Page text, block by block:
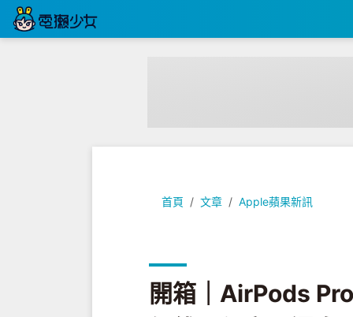
首頁 文章 Apple蘋果新訊
開箱｜AirPods Pro（第 2 代）一
開箱｜AirPods